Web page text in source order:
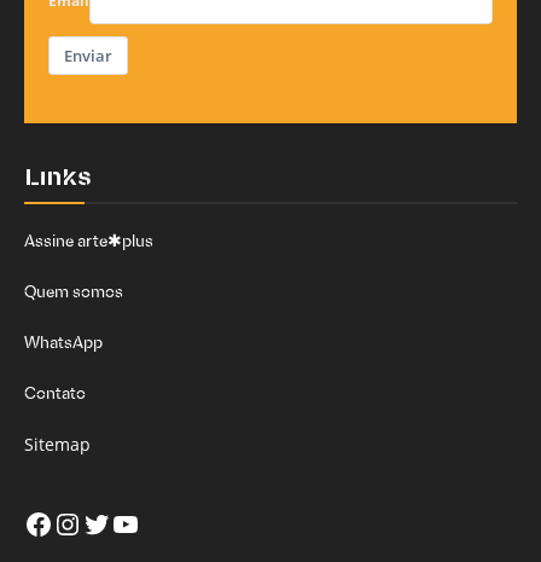
Enviar
Links
Assine arte✱plus
Quem somos
WhatsApp
Contato
Sitemap
Facebook
Instagram
Twitter
Youtube